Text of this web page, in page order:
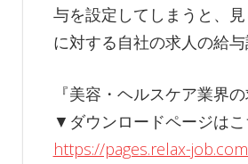
与を設定してしまうと、
に対する自社の求人の給
『美容・ヘルスケア業界
▼ダウンロードページは
https://pages.relax-